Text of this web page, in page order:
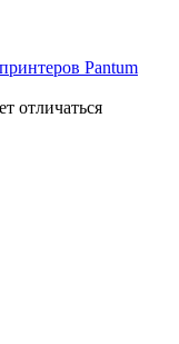
Pantum
отличаться